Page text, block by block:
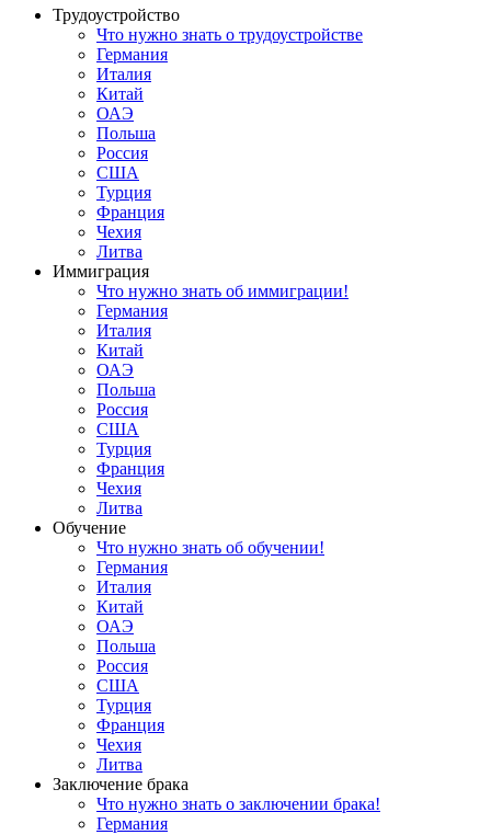
Трудоустройство
Что нужно знать о трудоустройстве
Германия
Италия
Китай
ОАЭ
Польша
Россия
США
Турция
Франция
Чехия
Литва
Иммиграция
Что нужно знать об иммиграции!
Германия
Италия
Китай
ОАЭ
Польша
Россия
США
Турция
Франция
Чехия
Литва
Обучение
Что нужно знать об обучении!
Германия
Италия
Китай
ОАЭ
Польша
Россия
США
Турция
Франция
Чехия
Литва
Заключение брака
Что нужно знать о заключении брака!
Германия